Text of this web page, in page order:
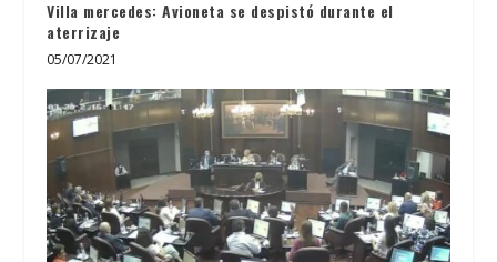
Villa mercedes: Avioneta se despistó durante el
aterrizaje
05/07/2021